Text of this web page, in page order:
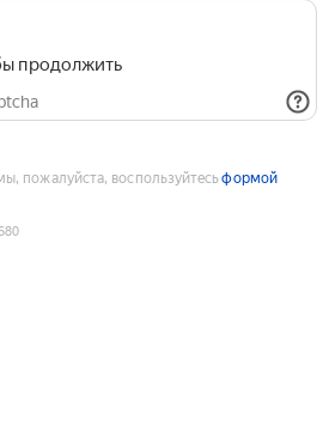
продолжить
пожалуйста, воспользуйтесьформой